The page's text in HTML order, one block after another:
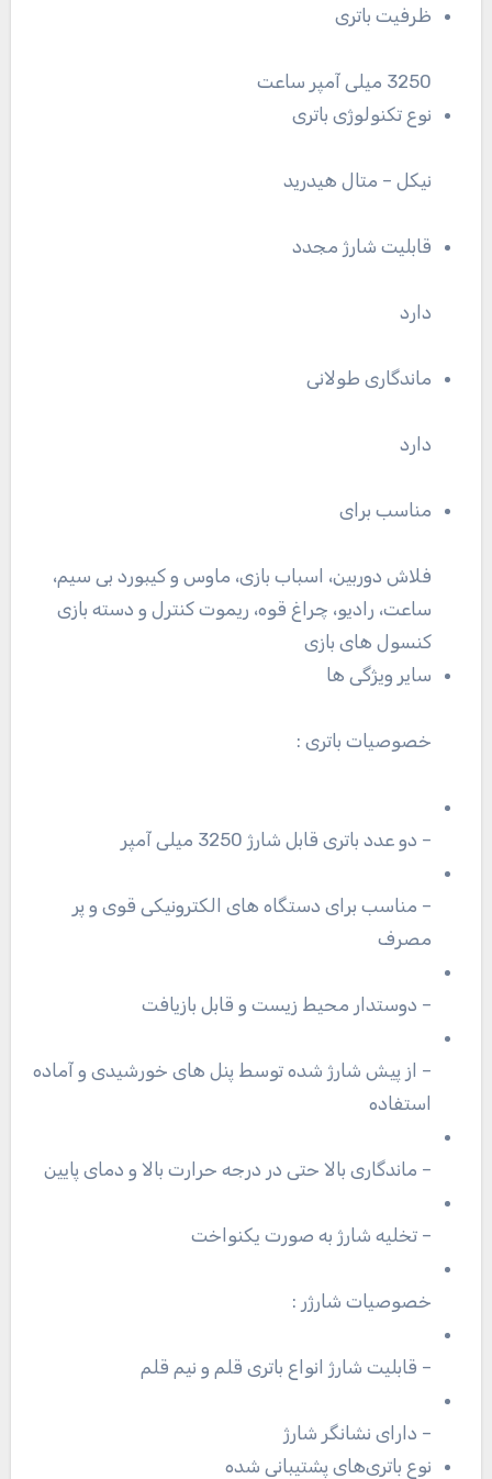
ظرفیت باتری
3250 میلی آمپر ساعت
نوع تکنولوژی باتری
نیکل – متال هیدرید
قابلیت شارژ مجدد
دارد
ماندگاری طولانی
دارد
مناسب برای
فلاش دوربین، اسباب بازی، ماوس و کیبورد بی سیم،
ساعت، رادیو، چراغ قوه، ریموت کنترل و دسته بازی
کنسول های بازی
سایر ویژگی ها
خصوصیات باتری :
– دو عدد باتری قابل شارژ 3250 میلی آمپر
– مناسب برای دستگاه های الکترونیکی قوی و پر
مصرف
– دوستدار محیط زیست و قابل بازیافت
– از پیش شارژ شده توسط پنل های خورشیدی و آماده
استفاده
– ماندگاری بالا حتی در درجه حرارت بالا و دمای پایین
– تخلیه شارژ به صورت یکنواخت
خصوصیات شارژر :
– قابلیت شارژ انواع باتری قلم و نیم قلم
– دارای نشانگر شارژ
نوع باتری‌های پشتیبانی شده